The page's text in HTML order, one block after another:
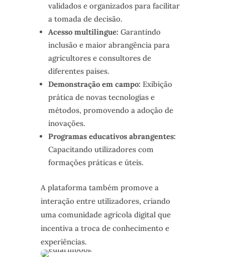
validados e organizados para facilitar
a tomada de decisão.
Acesso multilingue: Garantindo
inclusão e maior abrangência para
agricultores e consultores de
diferentes países.
Demonstração em campo: Exibição
prática de novas tecnologias e
métodos, promovendo a adoção de
inovações.
Programas educativos abrangentes:
Capacitando utilizadores com
formações práticas e úteis.
A plataforma também promove a
interação entre utilizadores, criando
uma comunidade agrícola digital que
incentiva a troca de conhecimento e
experiências.